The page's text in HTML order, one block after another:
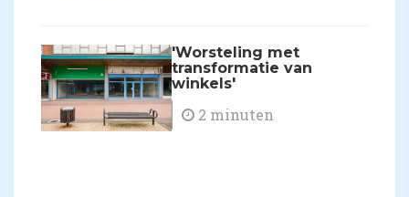
'Worsteling met
transformatie van
winkels'
2 minuten